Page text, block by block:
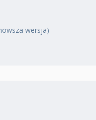
wersja)